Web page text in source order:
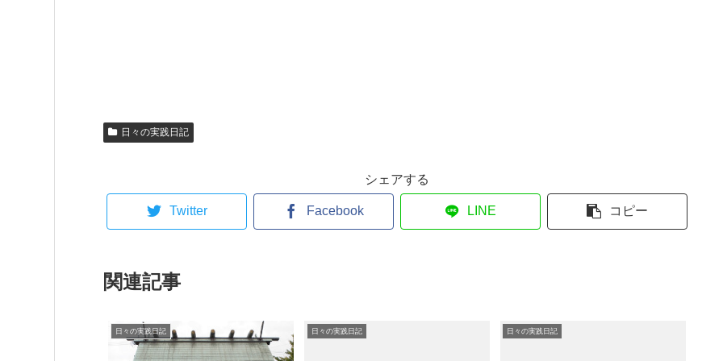
日々の実践日記
シェアする
Twitter Facebook LINE コピー
関連記事
日々の実践日記 日々の実践日記 日々の実践日記